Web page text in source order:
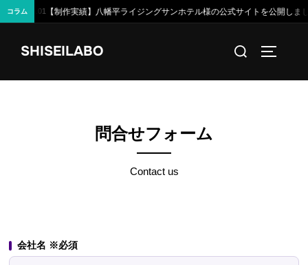
コラム
平ライジングサンホテル様の公式サイトを公開しました —— 朝陽が昇る、山の
SHISEILABO
検
対
問合せフォーム
Contact us
会社名 ※必須